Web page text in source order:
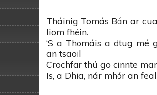
Tháinig Tomás Bán ar
liom fhéin.
‘S a Thomáis a dtug mé
an tsaoil
Crochfar thú go cinnte
Is, a Dhia, nár mhór an